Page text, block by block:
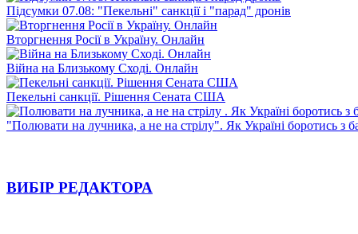
Підсумки 07.08: "Пекельні" санкції і "парад" дронів
Вторгнення Росії в Україну. Онлайн
Війна на Близькому Сході. Онлайн
Пекельні санкції. Рішення Сената США
"Полювати на лучника, а не на стрілу". Як Україні боротись з
ВИБІР РЕДАКТОРА